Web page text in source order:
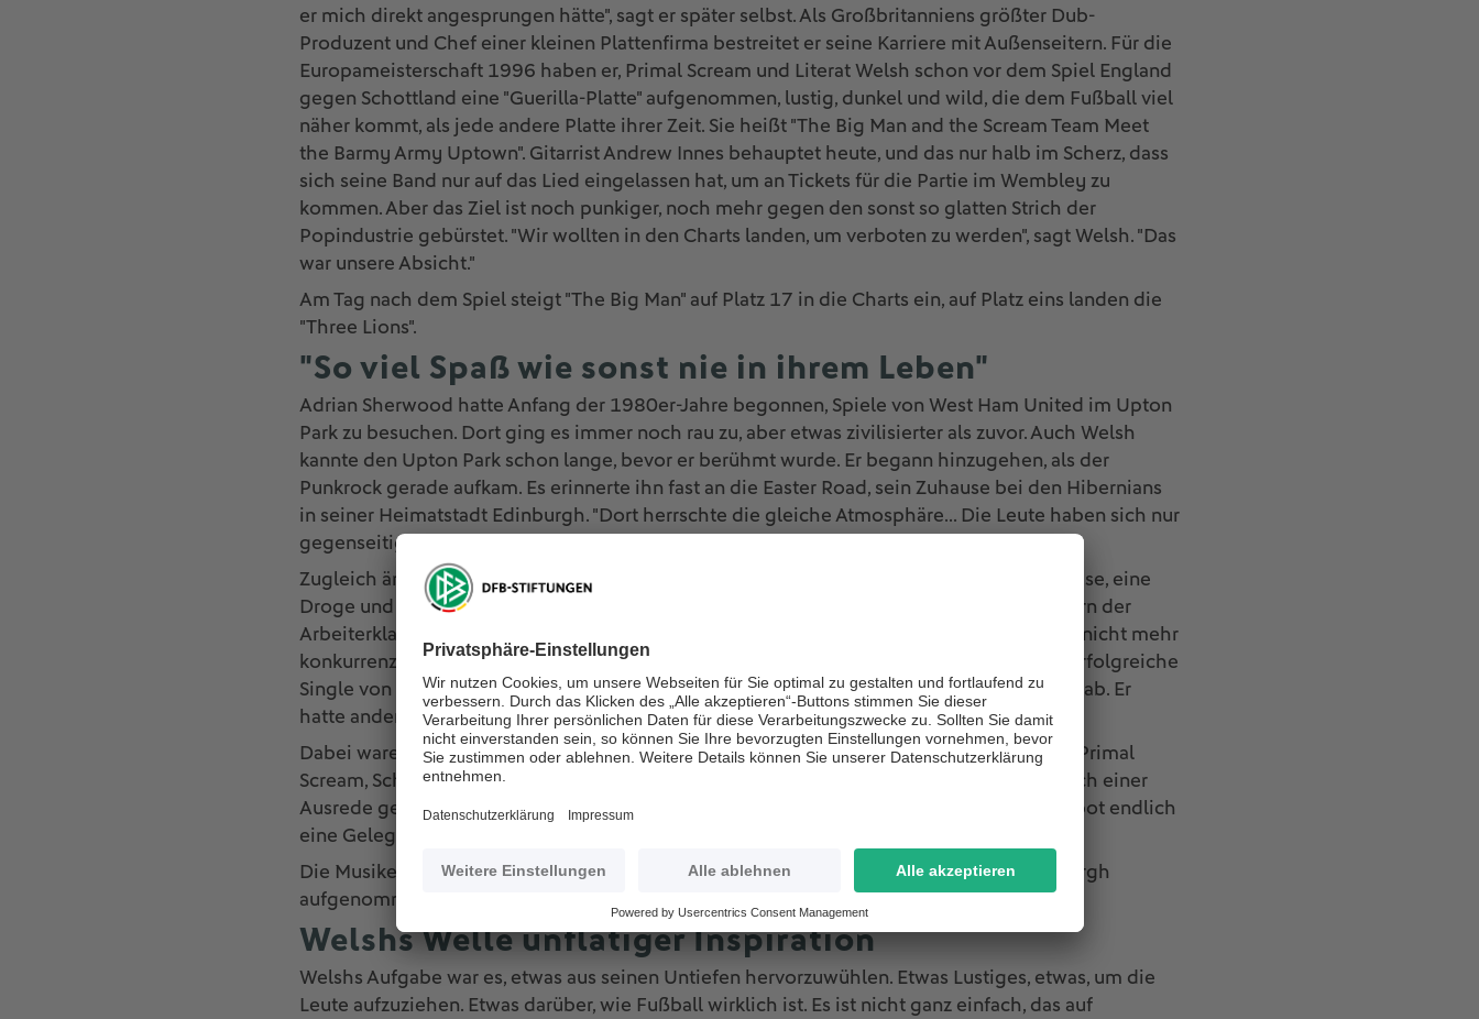
er mich direkt angesprungen hätte", sagt er später selbst. Als Großbritanniens größter Dub-
Produzent und Chef einer kleinen Plattenfirma bestreitet er seine Karriere mit Außenseitern. Für die
Europameisterschaft 1996 haben er, Primal Scream und Literat Welsh schon vor dem Spiel England
gegen Schottland eine "Guerilla-Platte" aufgenommen, lustig, dunkel und wild, die dem Fußball viel
näher kommt, als jede andere Platte ihrer Zeit. Sie heißt "The Big Man and the Scream Team Meet
the Barmy Army Uptown". Gitarrist Andrew Innes behauptet heute, und das nur halb im Scherz, dass
sich seine Band nur auf das Lied eingelassen hat, um an Tickets für die Partie im Wembley zu
kommen. Aber das Ziel ist noch punkiger, noch mehr gegen den sonst so glatten Strich der
Popindustrie gebürstet. "Wir wollten in den Charts landen, um verboten zu werden", sagt Welsh. "Das
war unsere Absicht."
Am Tag nach dem Spiel steigt "The Big Man" auf Platz 17 in die Charts ein, auf Platz eins landen die
"Three Lions".
"So viel Spaß wie sonst nie in ihrem Leben"
Adrian Sherwood hatte Anfang der 1980er-Jahre begonnen, Spiele von West Ham United im Upton
Park zu besuchen. Dort ging es immer noch rau zu, aber etwas zivilisierter als zuvor. Auch Welsh
kannte den Upton Park schon lange, bevor er berühmt wurde. Er begann hinzugehen, als der
Punkrock gerade aufkam. Es erinnerte ihn fast an die Easter Road, sein Zuhause bei den Hibernians
in seiner Heimatstadt Edinburgh. "Dort herrschte die gleiche Atmosphäre... Die Leute haben sich nur
gegenseitig verarscht und so viel Spaß gehabt wie sonst nie in ihrem Leben."
Zugleich änderte sich das Leben vor allem junger Menschen rasant. Ecstasy und Acid House, eine
Droge und ein Musikstil, nicht zufällig auch beides Buchtitel von Welsh, boten den Kindern der
Arbeiterklasse eine Alternative zu einem Wochenende voller blutiger Nasen. Fußball war nicht mehr
konkurrenzlos. Sherwood bekam da gerade das Angebot, "World in Motion", die äußerst erfolgreiche
Single von New Order, für die Weltmeisterschaft in Italien 1990 zu produzieren. Er lehnte ab. Er
hatte andere Pläne.
Dabei waren New Order nicht die Einzigen, die ihr Auge auf Sherwood geworfen hatten. Primal
Scream, Schöpfer der damals ultimativen Crossover-Platte "Screamadelica", hatten nur nach einer
Ausrede gesucht, um mit ihm zusammenzuarbeiten. Die Europameisterschaft von 1996 bot endlich
eine Gelegenheit.
Die Musiker drängten sich in Sherwoods Studio. Welshs Sprechpart war bereits in Edinburgh
aufgenommen worden, um später über die Aufnahmen gelegt zu werden.
Welshs Welle unflätiger Inspiration
Welshs Aufgabe war es, etwas aus seinen Untiefen hervorzuwühlen. Etwas Lustiges, etwas, um die
Leute aufzuziehen. Etwas darüber, wie Fußball wirklich ist. Es ist nicht ganz einfach, das auf